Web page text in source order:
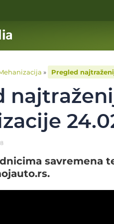
» Pregled
savremena